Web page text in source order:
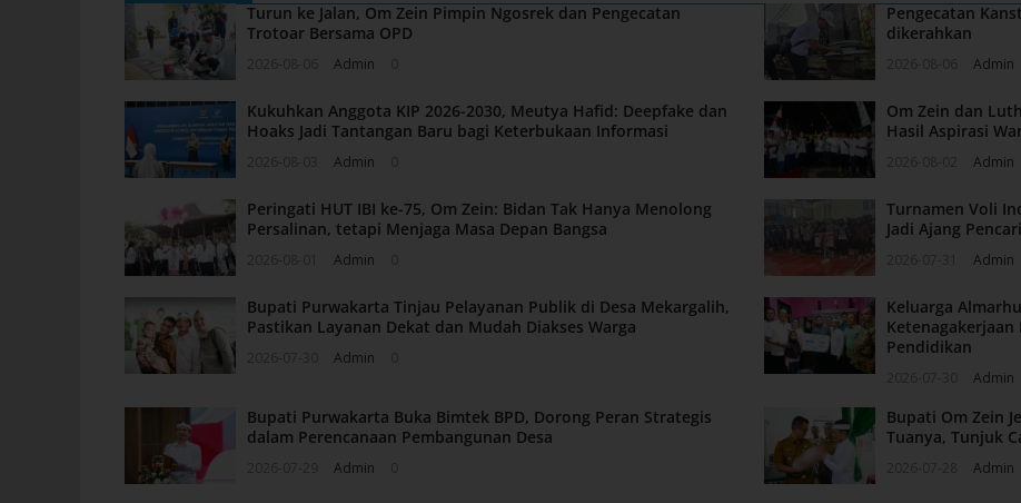
Turun ke Jalan, Om Zein Pimpin Ngosrek dan Pengecatan
Trotoar Bersama OPD
Admin
Pengecatan
dikerahkan
Admin
Kukuhkan Anggota KIP 2026-2030, Meutya Hafid: Deepfake dan
Hoaks Jadi Tantangan Baru bagi Keterbukaan Informasi
Admin
Om Zein dan
Hasil Aspirasi
Admin
Peringati HUT IBI ke-75, Om Zein: Bidan Tak Hanya Menolong
Persalinan, tetapi Menjaga Masa Depan Bangsa
Admin
Turnamen Voli
Jadi Ajang
Admin
Bupati Purwakarta Tinjau Pelayanan Publik di Desa Mekargalih,
Pastikan Layanan Dekat dan Mudah Diakses Warga
Admin
Keluarga
Ketenagakerjaan
Pendidikan
Admin
Bupati Purwakarta Buka Bimtek BPD, Dorong Peran Strategis
dalam Perencanaan Pembangunan Desa
Admin
Bupati Om Zein
Tuanya, Tunjuk
Admin